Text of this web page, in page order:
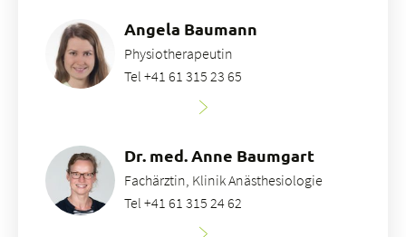
Angela Baumann
Physiotherapeutin
Tel +41 61 315 23 65
Dr. med. Anne Baumgart
Fachärztin, Klinik Anästhesiologie
Tel +41 61 315 24 62